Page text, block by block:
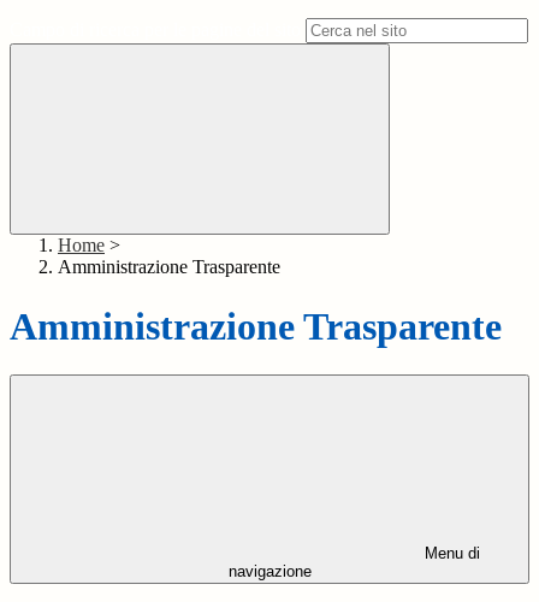
Home >
Amministrazione Trasparente
Amministrazione Trasparente
Menu di
navigazione